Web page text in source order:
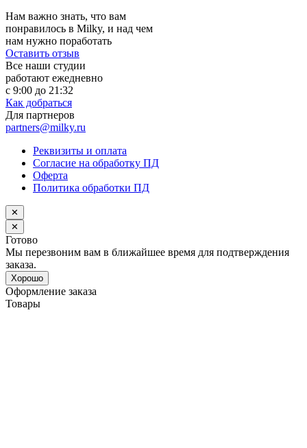
Нам важно знать, что вам
понравилось в Milky, и над чем
нам нужно поработать
Оставить отзыв
Все наши студии
работают ежедневно
с 9:00 до 21:32
Как добраться
Для партнеров
partners@milky.ru
Реквизиты и оплата
Согласие на обработку ПД
Оферта
Политика обработки ПД
✕
✕
Готово
Мы перезвоним вам в ближайшее время для подтверждения
заказа.
Хорошо
Оформление заказа
Товары